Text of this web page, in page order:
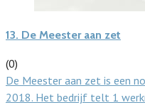
13. De Meester aan zet
(0)
De Meester aan zet is een
2018. Het bedrijf telt 1